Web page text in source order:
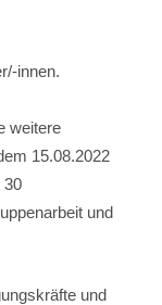
innen.
weitere
15.08.2022
30
und
und